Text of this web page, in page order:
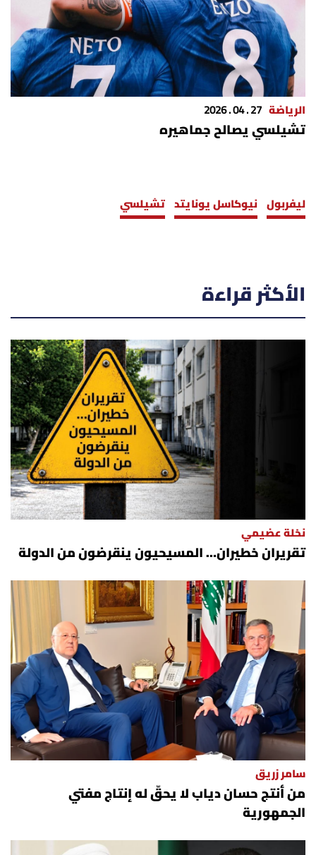
الرياضة 27 . 04 . 2026
تشيلسي يصالح جماهيره
ليفربول نيوكاسل يونايتد تشيلسي
الأكثر قراءة
نخلة عضيمي
تقريران خطيران… المسيحيون ينقرضون من الدولة
سامر زريق
من أنتج حسان دياب لا يحقّ له إنتاج مفتي
الجمهورية